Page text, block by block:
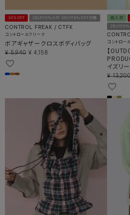
30%OFF 2BUY10％OFF 3BUY15％OFF対象
CONTROL FREAK / CTFK
コントロールフリーク
ボアギャザークロスボディバッグ
¥ 5,940 ¥ 4,158
再入荷
2BUY10
コントロー
【
イズリ
¥